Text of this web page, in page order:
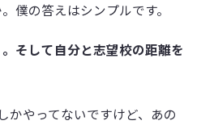
僕の答えはシンプルです。
そして自分と志望校の距離を
かやってないですけど、あの